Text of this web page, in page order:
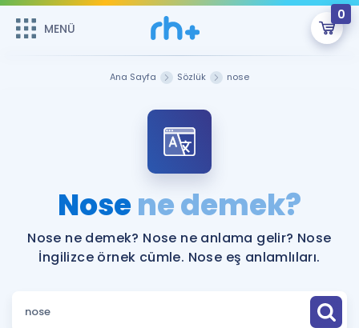
MENÜ
0
ÜYE DEĞİLİM
Sepetin Şu An Boş.
Remzi Hoca ile seni sınava hazırlayacak onlarca eğitim seni
bekliyor!
MENÜ
Faydalı Araçlar
Ana Sayfa Sözlük nose
Nosene demek?
Nose ne demek? Nose ne anlama gelir? Nose
İngilizce örnek cümle. Nose eş anlamlıları.